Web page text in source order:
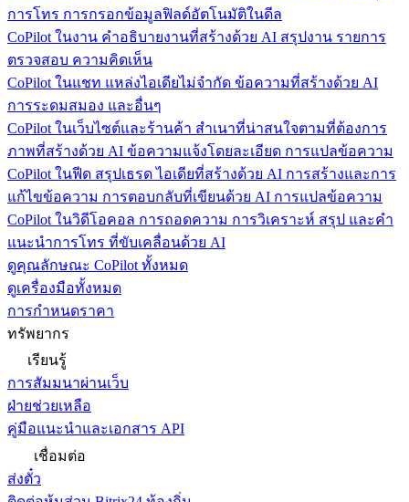
การโทร การกรอกข้อมูลฟิลด์อัตโนมัติในดีล
CoPilot ในงาน คำอธิบายงานที่สร้างด้วย AI สรุปงาน รายการ
ตรวจสอบ ความคิดเห็น
CoPilot ในแชท แหล่งไอเดียไม่จำกัด ข้อความที่สร้างด้วย AI
การระดมสมอง และอื่นๆ
CoPilot ในเว็บไซต์และร้านค้า สำเนาที่น่าสนใจตามที่ต้องการ
ภาพที่สร้างด้วย AI ข้อความแจ้งโดยละเอียด การแปลข้อความ
CoPilot ในฟีด สรุปเธรด ไอเดียที่สร้างด้วย AI การสร้างและการ
แก้ไขข้อความ การตอบกลับที่เขียนด้วย AI การแปลข้อความ
CoPilot ในวิดีโอคอล การถอดความ การวิเคราะห์ สรุป และคำ
แนะนำการโทร ที่ขับเคลื่อนด้วย AI
ดูคุณลักษณะ CoPilot ทั้งหมด
ดูเครื่องมือทั้งหมด
การกำหนดราคา
ทรัพยากร
เรียนรู้
การสัมมนาผ่านเว็บ
ฝ่ายช่วยเหลือ
คู่มือแนะนำและเอกสาร API
เชื่อมต่อ
ส่งตั๋ว